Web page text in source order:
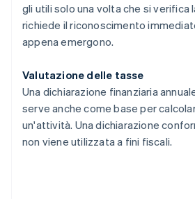
gli utili solo una volta che si verifica
richiede il riconoscimento
appena emergono.
Valutazione delle tasse
Una dichiarazione finanziaria
serve anche come base per
un'attività. Una dichiarazione
non viene utilizzata a fini fiscali.